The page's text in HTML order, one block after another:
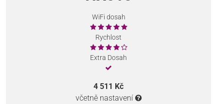
WiFi dosah
Rychlost
Extra Dosah
4 511 Kč
včetně nastavení